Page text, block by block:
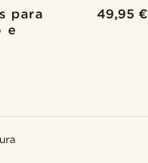
para
e
49,95 €